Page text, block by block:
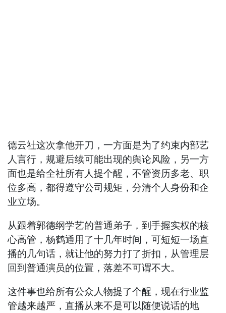
德云社这次拿他开刀，一方面是为了约束内部艺
人言行，规避后续可能出现的舆论风险，另一方
面也是给全社所有人提个醒，不管资历多老、职
位多高，都得遵守公司规矩，分清个人身份和企
业立场。
从跟着郭德纲学艺的普通弟子，到手握实权的核
心高管，杨鹤通用了十几年时间，可短短一场直
播的几句话，就让他的努力打了折扣，从管理层
回到普通演员的位置，落差不可谓不大。
这件事也给所有公众人物提了个醒，现在行业监
管越来越严，直播从来不是可以随便说话的地